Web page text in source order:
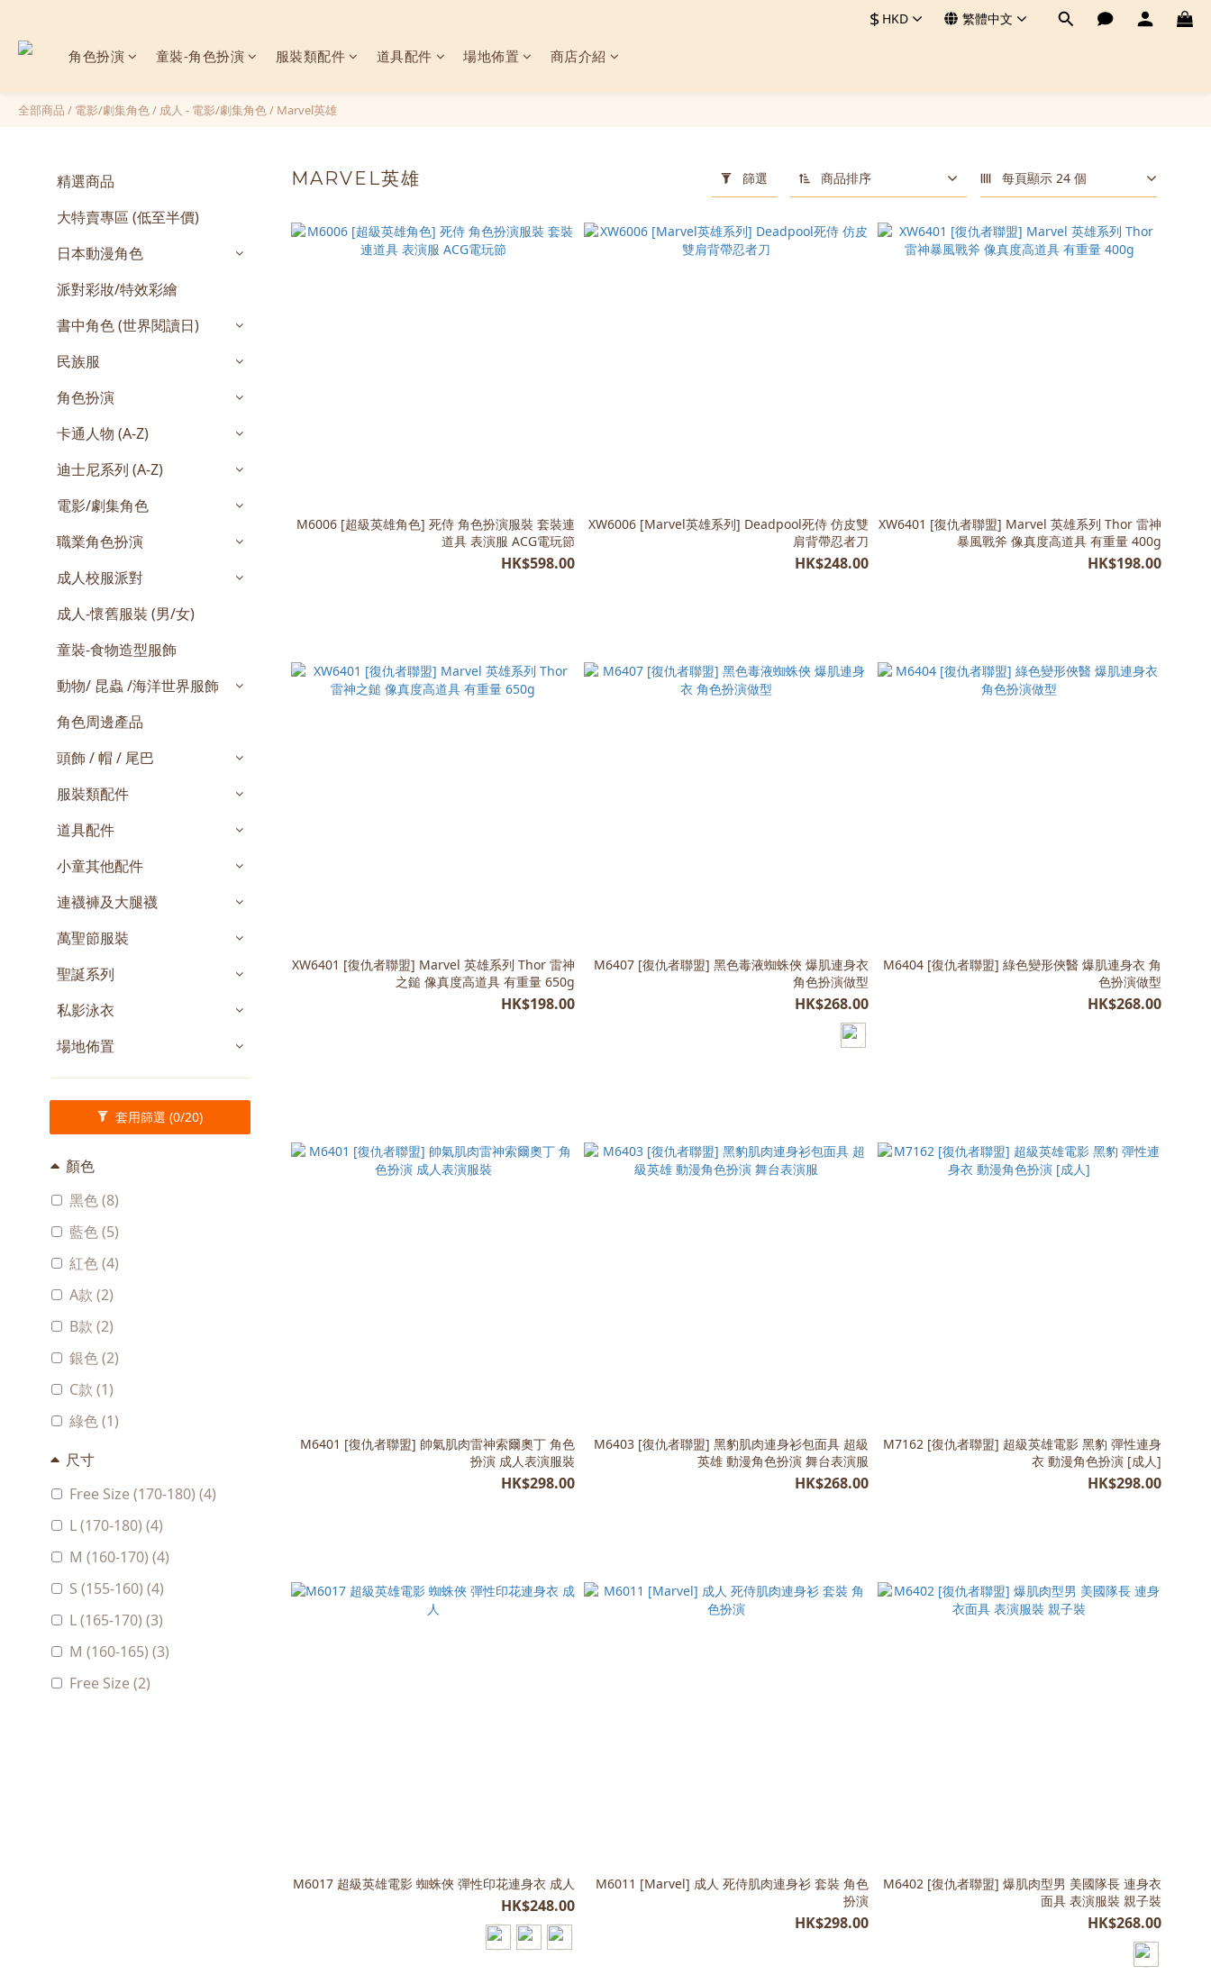
$ HKD 繁體中文
角色扮演 童裝-角色扮演 服裝類配件 道具配件 場地佈置 商店介紹
全部商品 / 電影/劇集角色/ 成人 - 電影/劇集角色/ Marvel英雄
精選商品
大特賣專區 (低至半價)
日本動漫角色
派對彩妝/特效彩繪
書中角色 (世界閱讀日)
民族服
角色扮演
卡通人物 (A-Z)
迪士尼系列 (A-Z)
電影/劇集角色
職業角色扮演
成人校服派對
成人-懷舊服裝 (男/女)
童裝-食物造型服飾
動物/ 昆蟲 /海洋世界服飾
角色周邊產品
頭飾 / 帽 / 尾巴
服裝類配件
道具配件
小童其他配件
連襪褲及大腿襪
萬聖節服裝
聖誕系列
私影泳衣
場地佈置
套用篩選 (0/20)
顏色
黑色 (8)
藍色 (5)
紅色 (4)
A款 (2)
B款 (2)
銀色 (2)
C款 (1)
綠色 (1)
尺寸
Free Size (170-180) (4)
L (170-180) (4)
M (160-170) (4)
S (155-160) (4)
L (165-170) (3)
M (160-165) (3)
Free Size (2)
MARVEL英雄 篩選 商品排序 每頁顯示 24 個
M6006 [超級英雄角色] 死侍 角色扮演服裝 套裝連
道具 表演服 ACG電玩節
HK$598.00
XW6006 [Marvel英雄系列] Deadpool死侍 仿皮雙
肩背帶忍者刀
HK$248.00
XW6401 [復仇者聯盟] Marvel 英雄系列 Thor 雷神
暴風戰斧 像真度高道具 有重量 400g
HK$198.00
XW6401 [復仇者聯盟] Marvel 英雄系列 Thor 雷神
之鎚 像真度高道具 有重量 650g
HK$198.00
M6407 [復仇者聯盟] 黑色毒液蜘蛛俠 爆肌連身衣
角色扮演做型
HK$268.00
M6404 [復仇者聯盟] 綠色變形俠醫 爆肌連身衣 角
色扮演做型
HK$268.00
M6401 [復仇者聯盟] 帥氣肌肉雷神索爾奧丁 角色
扮演 成人表演服裝
HK$298.00
M6403 [復仇者聯盟] 黑豹肌肉連身衫包面具 超級
英雄 動漫角色扮演 舞台表演服
HK$268.00
M7162 [復仇者聯盟] 超級英雄電影 黑豹 彈性連身
衣 動漫角色扮演 [成人]
HK$298.00
M6017 超級英雄電影 蜘蛛俠 彈性印花連身衣 成人
HK$248.00
M6011 [Marvel] 成人 死侍肌肉連身衫 套裝 角色
扮演
HK$298.00
M6402 [復仇者聯盟] 爆肌肉型男 美國隊長 連身衣
面具 表演服裝 親子裝
HK$268.00